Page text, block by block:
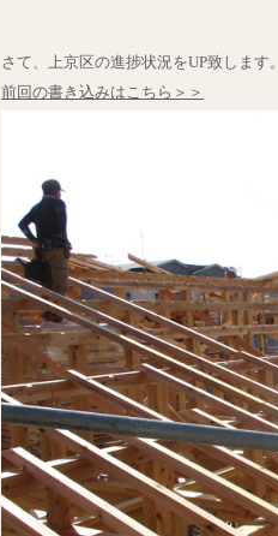
さて、上京区の進捗状況をUP致します。
前回の書き込みはこちら＞＞